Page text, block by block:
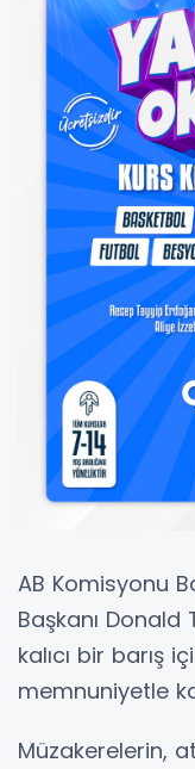
AB Komisyonu
Başkanı Donald
kalıcı bir barış
memnuniyetle
Müzakerelerin,